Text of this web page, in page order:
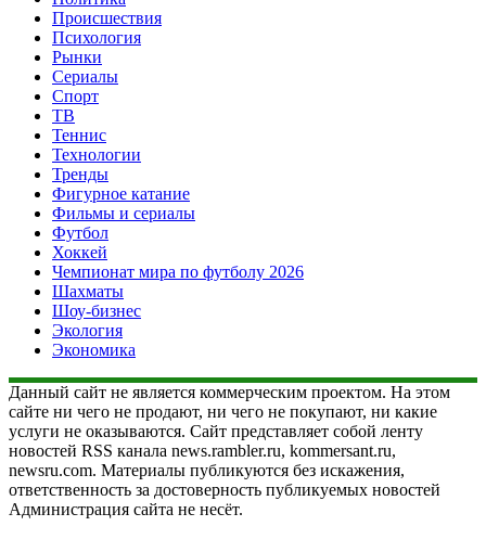
Происшествия
Психология
Рынки
Сериалы
Спорт
ТВ
Теннис
Технологии
Тренды
Фигурное катание
Фильмы и сериалы
Футбол
Хоккей
Чемпионат мира по футболу 2026
Шахматы
Шоу-бизнес
Экология
Экономика
Данный сайт не является коммерческим проектом. На этом
сайте ни чего не продают, ни чего не покупают, ни какие
услуги не оказываются. Сайт представляет собой ленту
новостей RSS канала news.rambler.ru, kommersant.ru,
newsru.com. Материалы публикуются без искажения,
ответственность за достоверность публикуемых новостей
Администрация сайта не несёт.